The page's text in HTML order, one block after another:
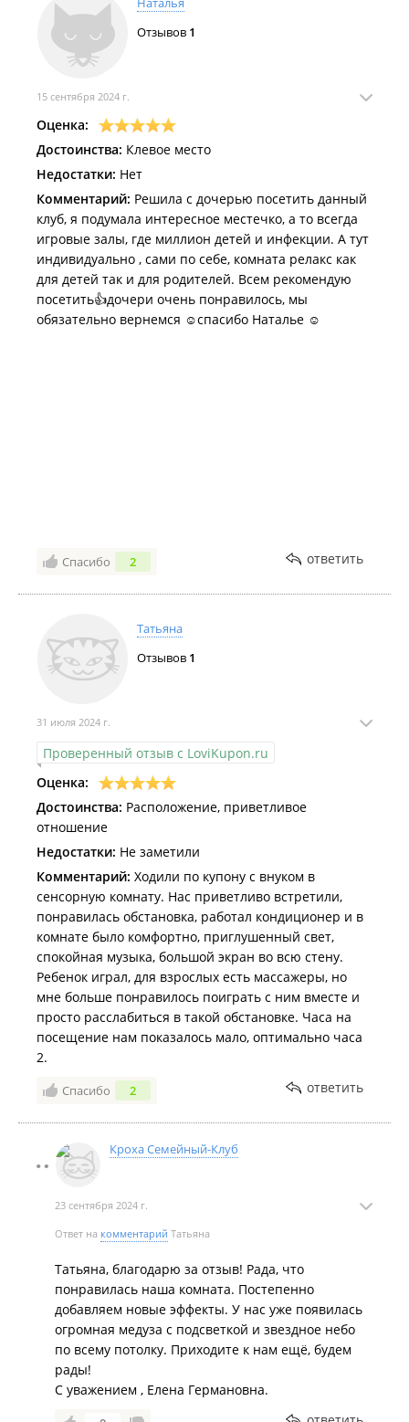
Отзывов 1
15 сентября 2024 г.
Оценка:
Достоинства: Клевое место
Недостатки: Нет
Комментарий: Решила с дочерью посетить данный
клуб, я подумала интересное местечко, а то всегда
игровые залы, где миллион детей и инфекции. А тут
индивидуально , сами по себе, комната релакс как
для детей так и для родителей. Всем рекомендую
посетить👍дочери очень понравилось, мы
обязательно вернемся ☺️спасибо Наталье ☺️
Спасибо 2 ответить
Татьяна
Отзывов 1
31 июля 2024 г.
Проверенный отзыв с LoviKupon.ru
Оценка:
Достоинства: Расположение, приветливое
отношение
Недостатки: Не заметили
Комментарий: Ходили по купону с внуком в
сенсорную комнату. Нас приветливо встретили,
понравилась обстановка, работал кондиционер и в
комнате было комфортно, приглушенный свет,
спокойная музыка, большой экран во всю стену.
Ребенок играл, для взрослых есть массажеры, но
мне больше понравилось поиграть с ним вместе и
просто расслабиться в такой обстановке. Часа на
посещение нам показалось мало, оптимально часа
2.
Спасибо 2 ответить
Кроха Семейный-Клуб
23 сентября 2024 г.
Ответ на комментарий Татьяна
Татьяна, благодарю за отзыв! Рада, что
понравилась наша комната. Постепенно
добавляем новые эффекты. У нас уже появилась
огромная медуза с подсветкой и звездное небо
по всему потолку. Приходите к нам ещё, будем
рады!
С уважением , Елена Германовна.